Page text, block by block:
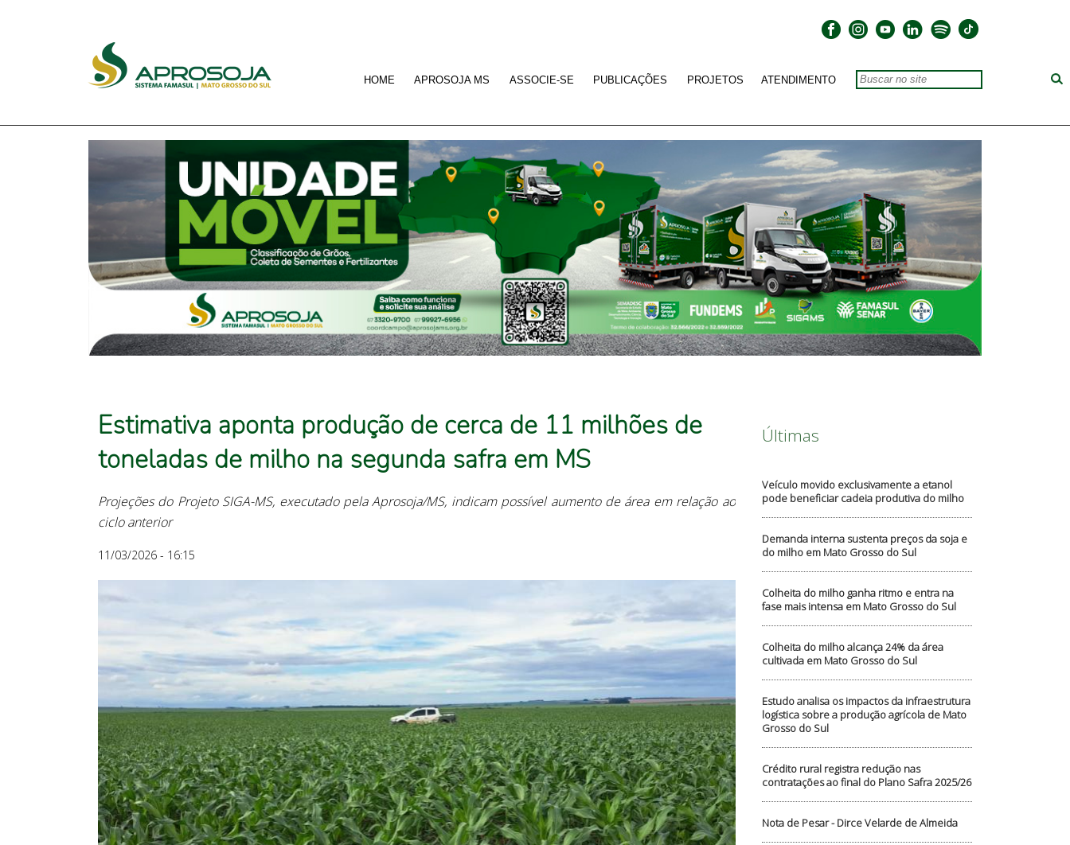
HOME APROSOJA MS ASSOCIE-SE PUBLICAÇÕES PROJETOS ATENDIMENTO
Últimas
Veículo movido exclusivamente a etanol
pode beneficiar cadeia produtiva do milho
Demanda interna sustenta preços da soja e
do milho em Mato Grosso do Sul
Colheita do milho ganha ritmo e entra na
fase mais intensa em Mato Grosso do Sul
Colheita do milho alcança 24% da área
cultivada em Mato Grosso do Sul
Estudo analisa os impactos da infraestrutura
logística sobre a produção agrícola de Mato
Grosso do Sul
Crédito rural registra redução nas
contratações ao final do Plano Safra 2025/26
Nota de Pesar - Dirce Velarde de Almeida
Estimativa aponta produção de cerca de 11 milhões de
toneladas de milho na segunda safra em MS
Projeções do Projeto SIGA-MS, executado pela Aprosoja/MS, indicam possível aumento de área em relação ao
ciclo anterior
11/03/2026 - 16:15